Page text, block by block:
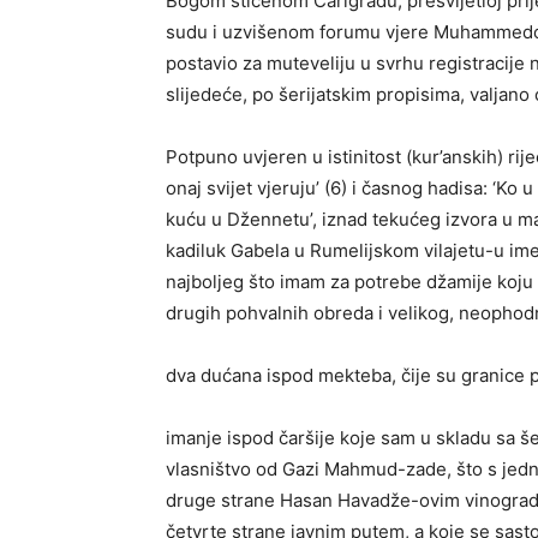
sudu i uzvišenom forumu vjere
postavio za muteveliju u svrhu registracije
slijedeće, po šerijatskim propisima,
Potpuno uvjeren u istinitost (kur’anskih)
onaj svijet vjeruju’ (6) i časnog hadisa:
kuću u Džennetu’, iznad tekućeg izvora u
kadiluk Gabela u Rumelijskom vilajetu-u
najboljeg što imam za potrebe džamije
drugih pohvalnih obreda i velikog,
dva dućana ispod mekteba, čije su granice
imanje ispod čaršije koje sam u skladu sa
vlasništvo od Gazi Mahmud-zade, što s
druge strane Hasan Havadže-ovim
četvrte strane javnim putem, a koje se